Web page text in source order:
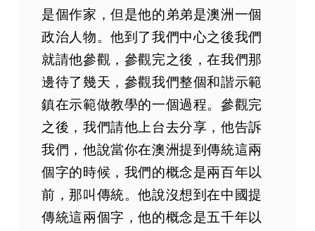
是個作家，但是他的弟弟是澳洲一個
政治人物。他到了我們中心之後我們
就請他參觀，參觀完之後，在我們那
邊待了幾天，參觀我們整個和諧示範
鎮在示範做教學的一個過程。參觀完
之後，我們請他上台去分享，他告訴
我們，他說當你在澳洲提到傳統這兩
個字的時候，我們的概念是兩百年以
前，那叫傳統。他說沒想到在中國提
傳統這兩個字，他的概念是五千年以